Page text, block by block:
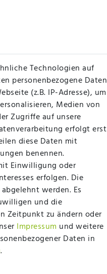
für Betten,
in Ibbenbüren. Sie
legen Wert auf
und eine solide
und andere
uns genau richtig.
in
gerne!
Technologien auf
personenbezogene Daten
(z.B. IP-Adresse), um
Medien von
Zugriffe auf unsere
erfolgt erst
diese Daten mit
benennen.
Einwilligung oder
erfolgen. Die
werden. Es
und die
Zeitpunkt zu ändern oder
Impressum und weitere
Daten in
.